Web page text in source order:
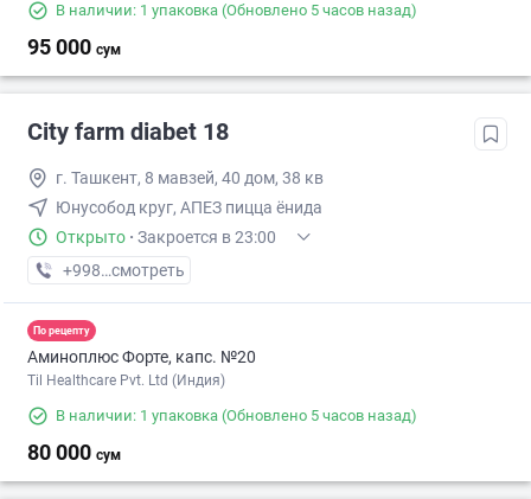
В наличии: 1 упаковка (Обновлено 5 часов назад)
95 000 сум
City farm diabet 18
г. Ташкент, 8 мавзей, 40 дом, 38 кв
Юнусобод круг, АПЕЗ пицца ёнида
Открыто · Закроется в 23:00
+998 (95) XXX-XX-XX
смотреть
По рецепту
Аминоплюс Форте, капс. №20
Til Healthcare Pvt. Ltd (Индия)
В наличии: 1 упаковка (Обновлено 5 часов назад)
80 000 сум